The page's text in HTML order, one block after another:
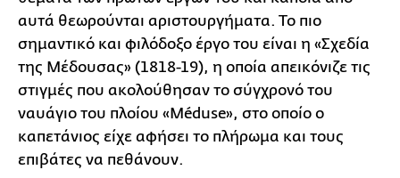
αυτά θεωρούνται αριστουργήματα. Το πιο
σημαντικό και φιλόδοξο έργο του είναι η «Σχεδία
της Μέδουσας» (1818-19), η οποία απεικόνιζε τις
στιγμές που ακολούθησαν το σύγχρονό του
ναυάγιο του πλοίου «Méduse», στο οποίο ο
καπετάνιος είχε αφήσει το πλήρωμα και τους
επιβάτες να πεθάνουν.